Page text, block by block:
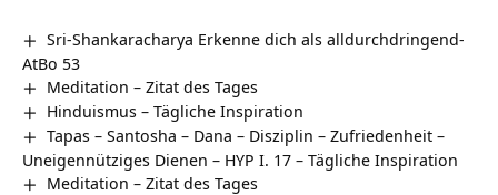
Sri-Shankaracharya Erkenne dich als alldurchdringend-
AtBo 53
Meditation – Zitat des Tages
Hinduismus – Tägliche Inspiration
Tapas – Santosha – Dana – Disziplin – Zufriedenheit –
Uneigennütziges Dienen – HYP I. 17 – Tägliche Inspiration
Meditation – Zitat des Tages